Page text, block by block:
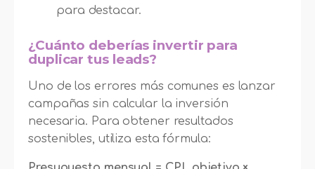
para destacar.
¿Cuánto deberías invertir para
duplicar tus leads?
Uno de los errores más comunes es lanzar
campañas sin calcular la inversión
necesaria. Para obtener resultados
sostenibles, utiliza esta fórmula: